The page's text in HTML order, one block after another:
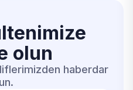
olun
haberdar